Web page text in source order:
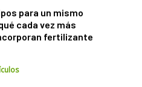
para un mismo
cada vez más
fertilizante